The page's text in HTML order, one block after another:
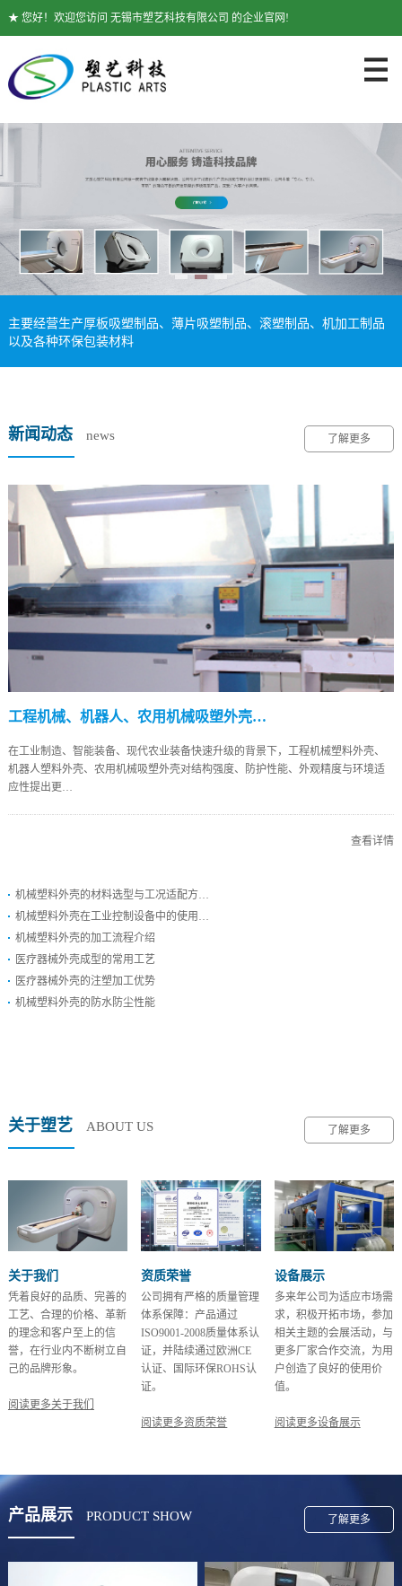
★ 您好！欢迎您访问 无锡市塑艺科技有限公司 的企业官网!
主要经营生产厚板吸塑制品、薄片吸塑制品、滚塑制品、机加工制品
以及各种环保包装材料
新闻动态 news 了解更多
工程机械、机器人、农用机械吸塑外壳…
在工业制造、智能装备、现代农业装备快速升级的背景下，工程机械塑料外壳、
机器人塑料外壳、农用机械吸塑外壳对结构强度、防护性能、外观精度与环境适
应性提出更…
查看详情
机械塑料外壳的材料选型与工况适配方…
机械塑料外壳在工业控制设备中的使用…
机械塑料外壳的加工流程介绍
医疗器械外壳成型的常用工艺
医疗器械外壳的注塑加工优势
机械塑料外壳的防水防尘性能
关于塑艺 ABOUT US 了解更多
关于我们
凭着良好的品质、完善的
工艺、合理的价格、革新
的理念和客户至上的信
誉，在行业内不断树立自
己的品牌形象。
阅读更多关于我们
资质荣誉
公司拥有严格的质量管理
体系保障：产品通过
ISO9001-2008质量体系认
证，并陆续通过欧洲CE
认证、国际环保ROHS认
证。
阅读更多资质荣誉
设备展示
多来年公司为适应市场需
求，积极开拓市场，参加
相关主题的会展活动，与
更多厂家合作交流，为用
户创造了良好的使用价
值。
阅读更多设备展示
产品展示 PRODUCT SHOW 了解更多